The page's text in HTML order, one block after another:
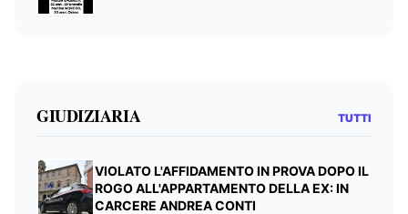
GIUDIZIARIA TUTTI
VIOLATO L'AFFIDAMENTO IN PROVA DOPO IL
ROGO ALL'APPARTAMENTO DELLA EX: IN
CARCERE ANDREA CONTI